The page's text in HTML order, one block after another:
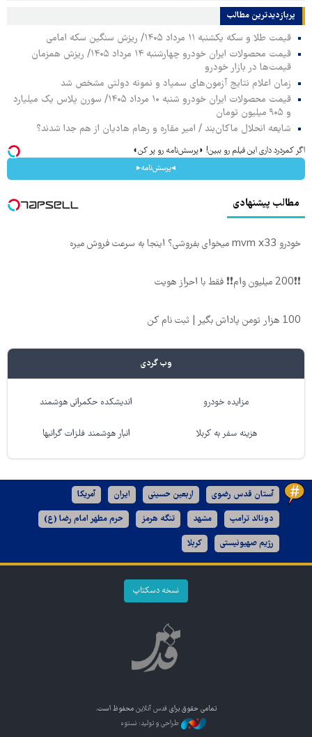
پربازدیدترین‌ مطالب
قیمت طلا و سکه یکشنبه ۱۱ مرداد ۱۴۰۵/ ریزش سنگین سکه امامی
قیمت محصولات ایران خودرو چهارشنبه ۱۴ مرداد ۱۴۰۵/ ریزش همزمان
قیمت‌ها در بازار خودرو
زمان اعلام نتایج آزمون‌های سمپاد و نمونه دولتی مشخص شد
قیمت محصولات ایران خودرو شنبه ۱۰ مرداد ۱۴۰۵/ سورن پلاس یک میلیارد
و ۹۰۵ میلیون تومان
شایعه انحلال ماکان‌بند / امیر مقاره و رهام هادیان از هم جدا شدند؟
اگر کمردرد داری این فیلم رو ببین! ◗پرسش‌نامه رو پر کن◖
◂پرسش‌نامه▸
مطالب پیشنهادی
خودرو mvm x33 میخوای بفروشی؟ اینجا به سرعت فروش میره
❗❗200 میلیون وام❗❗ فقط با احراز هویت
100 هزار تومن پاداش بگیر | ثبت نام کن
وب گردی
مزایده خودرو اندیشکده حکمرانی هوشمند
هزینه سفر به کربلا انبار هوشمند فلزات گرانبها
آستان قدس رضوی اربعین حسینی ایران آمریکا
دونالد ترامپ مشهد تنگه هرمز حرم مطهر امام رضا (ع)
رژیم صهیونیستی کربلا
نسخه دسکتاپ
تمامی حقوق برای قدس آنلاین محفوظ است.
طراحی و تولید: نستوه